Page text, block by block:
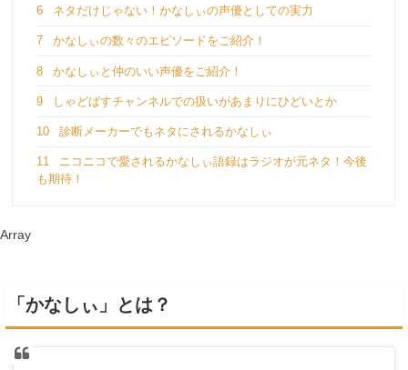
6 ネタだけじゃない！かなしぃの声優としての実力
7 かなしぃの数々のエピソードをご紹介！
8 かなしぃと仲のいい声優をご紹介！
9 しゃどばすチャンネルでの扱いがあまりにひどいとか
10 診断メーカーでもネタにされるかなしぃ
11
ニコニコで愛されるかなしぃ語録はラジオが元ネタ！今後
も期待！
Array
「かなしぃ」とは？